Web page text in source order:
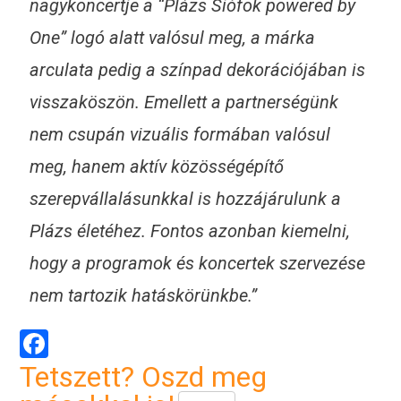
nagykoncertje a “Plázs Siófok powered by
One” logó alatt valósul meg, a márka
arculata pedig a színpad dekorációjában is
visszaköszön. Emellett a partnerségünk
nem csupán vizuális formában valósul
meg, hanem aktív közösségépítő
szerepvállalásunkkal is hozzájárulunk a
Plázs életéhez. Fontos azonban kiemelni,
hogy a programok és koncertek szervezése
nem tartozik hatáskörünkbe.”
Facebook
Tetszett? Oszd meg